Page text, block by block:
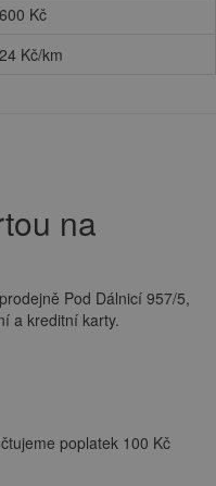
600 Kč
24 Kč/km
na
Pod Dálnicí 957/5,
a kreditní karty.
poplatek 100 Kč